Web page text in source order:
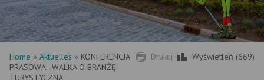
Drukuj Wyświetleń (669)
Home » Aktuelles » KONFERENCJA
PRASOWA - WALKA O BRANŻĘ
TURYSTYCZNĄ,